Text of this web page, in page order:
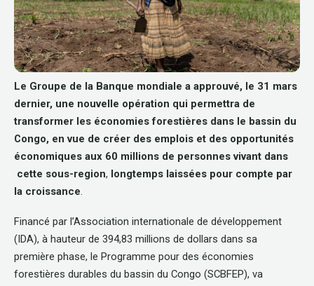
Le Groupe de la Banque mondiale a approuvé, le 31 mars
dernier, une nouvelle opération qui permettra de
transformer les économies forestières dans le bassin du
Congo, en vue de créer des emplois et des opportunités
économiques aux 60 millions de personnes vivant dans
cette sous-region, longtemps laissées pour compte par
la croissance.
Financé par l’Association internationale de développement
(IDA), à hauteur de 394,83 millions de dollars dans sa
première phase, le Programme pour des économies
forestières durables du bassin du Congo (SCBFEP), va